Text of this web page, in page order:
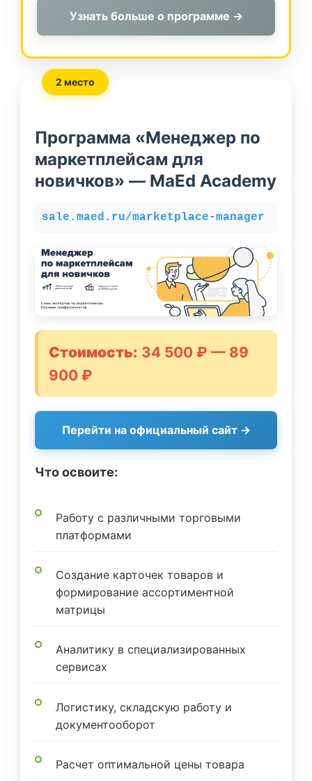
Узнать больше о программе →
2 место
Программа «Менеджер по
маркетплейсам для
новичков» — MaEd Academy
sale.maed.ru/marketplace-manager
Стоимость: 34 500 ₽ — 89
900 ₽
Перейти на официальный сайт →
Что освоите:
Работу с различными торговыми
платформами
Создание карточек товаров и
формирование ассортиментной
матрицы
Аналитику в специализированных
сервисах
Логистику, складскую работу и
документооборот
Расчет оптимальной цены товара